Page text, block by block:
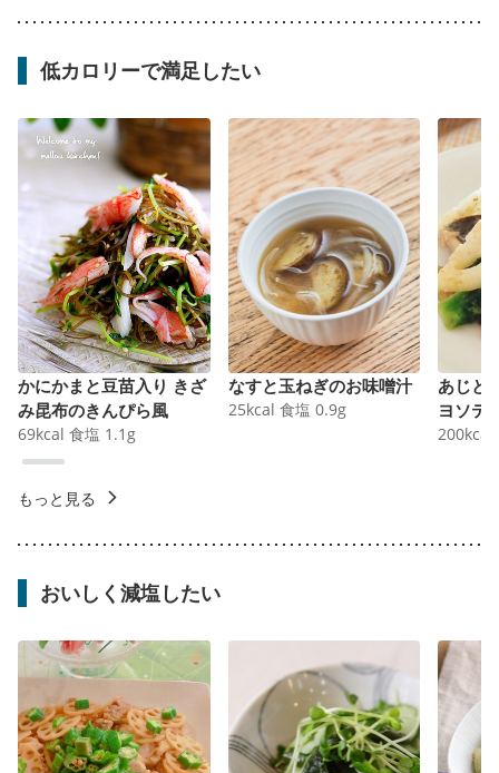
低カロリーで満足したい
かにかまと豆苗入り きざ
み昆布のきんぴら風
69kcal 食塩 1.1 g
なすと玉ねぎのお味噌汁
25kcal 食塩 0.9g
あじと
ヨソテ
200kcal
もっと見る
おいしく減塩したい